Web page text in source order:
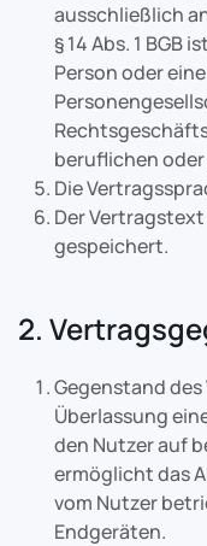
ausschließlich
§ 14 Abs. 1
Person oder
beruflichen
Die
Der
gespeichert.
2.
Gegenstand
Überlassung
den Nutzer auf
ermöglicht das
vom Nutzer
Endgeräten.